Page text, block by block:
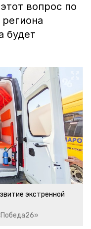
вопрос по
будет
экстренной